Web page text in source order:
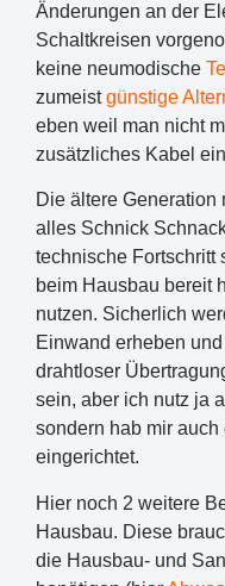
Änderungen an der
Schaltkreisen
keine neumodische
zumeistgünstige
eben weil man nicht
zusätzliches Kabel
Die ältere Generation
alles Schnick
technische Fortschritt
beim Hausbau bereit
nutzen. Sicherlich
Einwand erheben
drahtloser
sein, aber ich nutz ja
sondern hab mir auch
eingerichtet.
Hier noch 2 weitere
Hausbau. Diese
die Hausbau- und